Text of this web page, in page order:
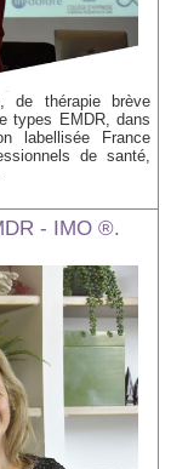
de thérapie brève
types EMDR, dans
labellisée France
de santé,
- IMO ®.